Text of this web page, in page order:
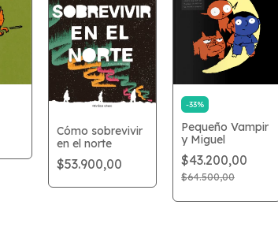
Cómo sobrevivir
en el norte
$53.900,00
-33%
Pequeño Vampir
y Miguel
$43.200,00
$64.500,00